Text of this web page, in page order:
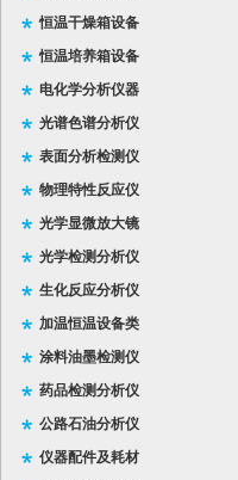
恒温干燥箱设备
恒温培养箱设备
电化学分析仪器
光谱色谱分析仪
表面分析检测仪
物理特性反应仪
光学显微放大镜
光学检测分析仪
生化反应分析仪
加温恒温设备类
涂料油墨检测仪
药品检测分析仪
公路石油分析仪
仪器配件及耗材